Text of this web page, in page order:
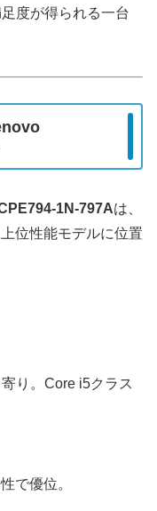
度が得られる一台
1N-797Aは、
位性能モデルに位置
り。Core i5クラス
で優位。